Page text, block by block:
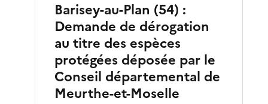
Barisey-au-Plan (54) :
Demande de dérogation
au titre des espèces
protégées déposée par le
Conseil départemental de
Meurthe-et-Moselle